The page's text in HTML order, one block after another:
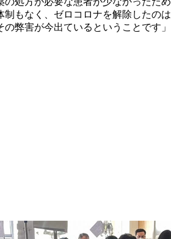
制もなく、ゼロコロナを解除したのは
弊害が今出ているということです」